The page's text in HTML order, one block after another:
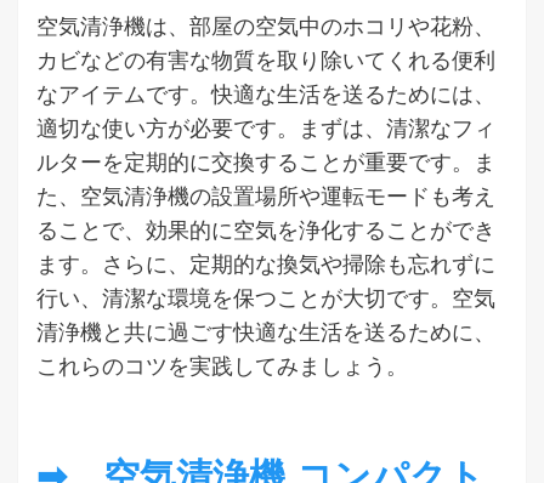
空気清浄機は、部屋の空気中のホコリや花粉、
カビなどの有害な物質を取り除いてくれる便利
なアイテムです。快適な生活を送るためには、
適切な使い方が必要です。まずは、清潔なフィ
ルターを定期的に交換することが重要です。ま
た、空気清浄機の設置場所や運転モードも考え
ることで、効果的に空気を浄化することができ
ます。さらに、定期的な換気や掃除も忘れずに
行い、清潔な環境を保つことが大切です。空気
清浄機と共に過ごす快適な生活を送るために、
これらのコツを実践してみましょう。